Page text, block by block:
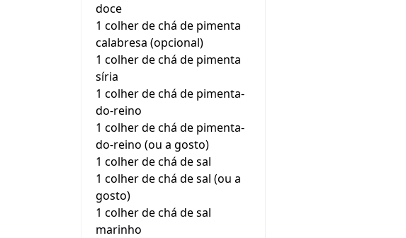
doce
1 colher de chá de pimenta
calabresa (opcional)
1 colher de chá de pimenta
síria
1 colher de chá de pimenta-
do-reino
1 colher de chá de pimenta-
do-reino (ou a gosto)
1 colher de chá de sal
1 colher de chá de sal (ou a
gosto)
1 colher de chá de sal
marinho